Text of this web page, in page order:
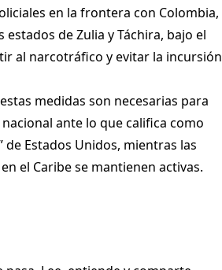
en la frontera con Colombia,
de Zulia y Táchira, bajo el
al narcotráfico y evitar la incursión
medidas son necesarias para
ante lo que califica como
de Estados Unidos, mientras las
el Caribe se mantienen activas.